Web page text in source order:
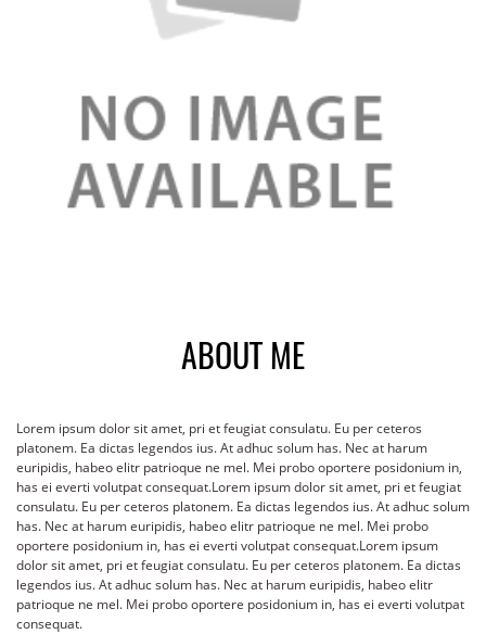
ABOUT ME
Lorem ipsum dolor sit amet, pri et feugiat consulatu. Eu per ceteros
platonem. Ea dictas legendos ius. At adhuc solum has. Nec at harum
euripidis, habeo elitr patrioque ne mel. Mei probo oportere posidonium in,
has ei everti volutpat consequat.Lorem ipsum dolor sit amet, pri et feugiat
consulatu. Eu per ceteros platonem. Ea dictas legendos ius. At adhuc solum
has. Nec at harum euripidis, habeo elitr patrioque ne mel. Mei probo
oportere posidonium in, has ei everti volutpat consequat.Lorem ipsum
dolor sit amet, pri et feugiat consulatu. Eu per ceteros platonem. Ea dictas
legendos ius. At adhuc solum has. Nec at harum euripidis, habeo elitr
patrioque ne mel. Mei probo oportere posidonium in, has ei everti volutpat
consequat.